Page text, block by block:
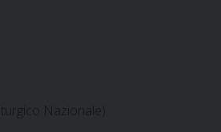
Nazionale).